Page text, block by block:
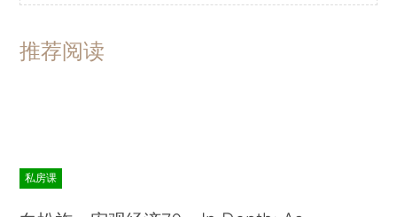
推荐阅读
私房课